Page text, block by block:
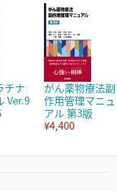
チナ
Ver.9
がん薬物療法副
作用管理マニュ
アル 第3版
¥4,400